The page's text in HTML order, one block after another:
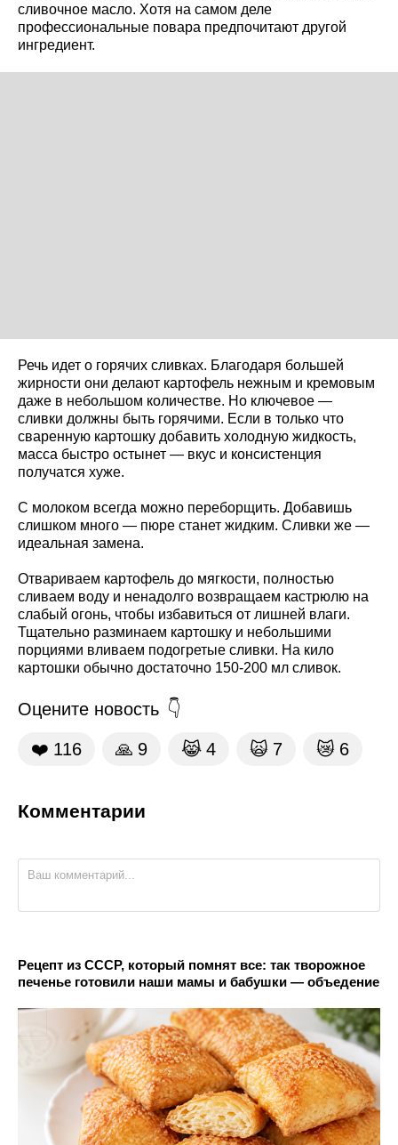
сливочное масло. Хотя на самом деле
профессиональные повара предпочитают другой
ингредиент.
Речь идет о горячих сливках. Благодаря большей
жирности они делают картофель нежным и кремовым
даже в небольшом количестве. Но ключевое —
сливки должны быть горячими. Если в только что
сваренную картошку добавить холодную жидкость,
масса быстро остынет — вкус и консистенция
получатся хуже.
С молоком всегда можно переборщить. Добавишь
слишком много — пюре станет жидким. Сливки же —
идеальная замена.
Отвариваем картофель до мягкости, полностью
сливаем воду и ненадолго возвращаем кастрюлю на
слабый огонь, чтобы избавиться от лишней влаги.
Тщательно разминаем картошку и небольшими
порциями вливаем подогретые сливки. На кило
картошки обычно достаточно 150-200 мл сливок.
Оцените новость
❤️ 116 🙏 9 😹 4 🙀 7 😿 6
Комментарии
Рецепт из СССР, который помнят все: так творожное
печенье готовили наши мамы и бабушки — объедение